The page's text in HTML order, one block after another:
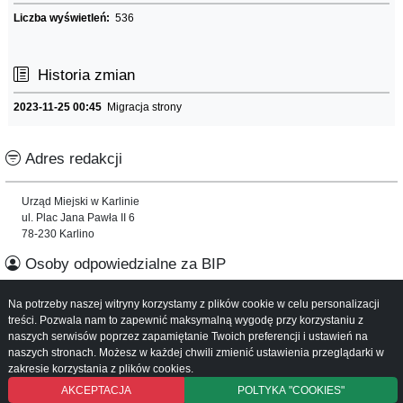
Liczba wyświetleń: 536
Historia zmian
2023-11-25 00:45 Migracja strony
Adres redakcji
Urząd Miejski w Karlinie
ul. Plac Jana Pawła II 6
78-230 Karlino
Osoby odpowiedzialne za BIP
Informacje o serwisie
Mapa serwisu
Instrukcja obsługi
Na potrzeby naszej witryny korzystamy z plików cookie w celu personalizacji
treści. Pozwala nam to zapewnić maksymalną wygodę przy korzystaniu z
naszych serwisów poprzez zapamiętanie Twoich preferencji i ustawień na
naszych stronach. Możesz w każdej chwili zmienić ustawienia przeglądarki w
zakresie korzystania z plików cookies.
AKCEPTACJA
POLTYKA "COOKIES"